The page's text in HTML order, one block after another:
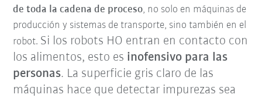
de toda la cadena de proceso, no solo en máquinas de
producción y sistemas de transporte, sino también en el
robot. Si los robots HO entran en contacto con
los alimentos, esto es inofensivo para las
personas. La superficie gris claro de las
máquinas hace que detectar impurezas sea